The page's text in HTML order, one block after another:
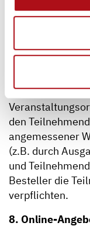
auszuschließen
vorübergehend
7. Schulungs-
Schulungs- und
den
angemessener
(z.B. durch
und
Besteller die
verpflichten.
8. Online-